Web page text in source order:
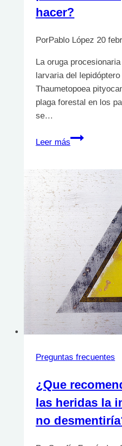
hacer?
PorPablo López 20
La oruga
larvaria del
Thaumetopoea
plaga forestal en los
se…
Leer más
Urticaria
oruga
procesionaria:
¿qué
puedo
hacer?
Preguntas frecuentes
¿Que
las heridas la
no